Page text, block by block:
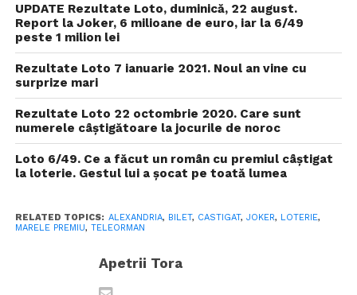
UPDATE Rezultate Loto, duminică, 22 august.
Report la Joker, 6 milioane de euro, iar la 6/49
peste 1 milion lei
Rezultate Loto 7 ianuarie 2021. Noul an vine cu
surprize mari
Rezultate Loto 22 octombrie 2020. Care sunt
numerele câștigătoare la jocurile de noroc
Loto 6/49. Ce a făcut un român cu premiul câștigat
la loterie. Gestul lui a șocat pe toată lumea
RELATED TOPICS: ALEXANDRIA, BILET, CASTIGAT, JOKER, LOTERIE,
MARELE PREMIU, TELEORMAN
Apetrii Tora